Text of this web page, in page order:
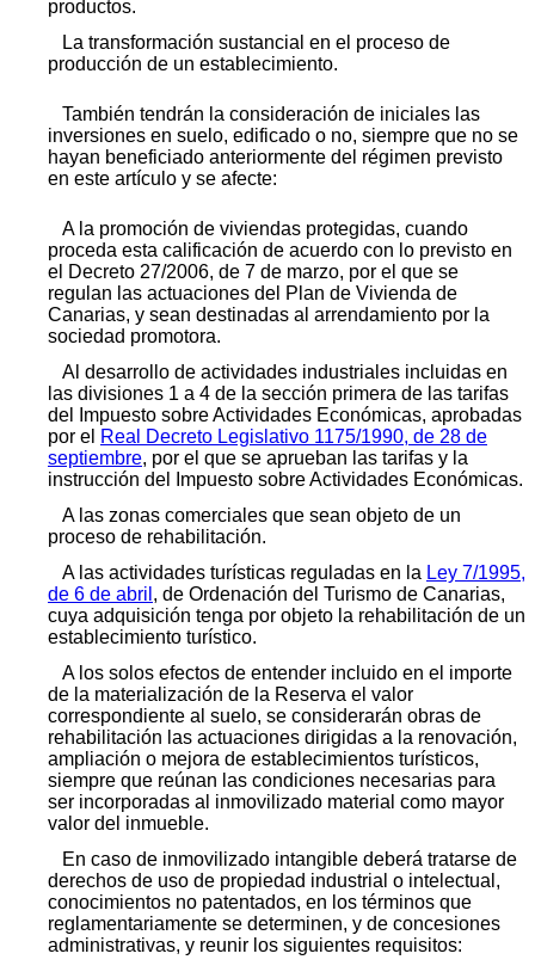
productos.
La transformación sustancial en el proceso de
producción de un establecimiento.
También tendrán la consideración de iniciales las
inversiones en suelo, edificado o no, siempre que no se
hayan beneficiado anteriormente del régimen previsto
en este artículo y se afecte:
A la promoción de viviendas protegidas, cuando
proceda esta calificación de acuerdo con lo previsto en
el Decreto 27/2006, de 7 de marzo, por el que se
regulan las actuaciones del Plan de Vivienda de
Canarias, y sean destinadas al arrendamiento por la
sociedad promotora.
Al desarrollo de actividades industriales incluidas en
las divisiones 1 a 4 de la sección primera de las tarifas
del Impuesto sobre Actividades Económicas, aprobadas
por el Real Decreto Legislativo 1175/1990, de 28 de
septiembre, por el que se aprueban las tarifas y la
instrucción del Impuesto sobre Actividades Económicas.
A las zonas comerciales que sean objeto de un
proceso de rehabilitación.
A las actividades turísticas reguladas en la Ley 7/1995,
de 6 de abril , de Ordenación del Turismo de Canarias,
cuya adquisición tenga por objeto la rehabilitación de un
establecimiento turístico.
A los solos efectos de entender incluido en el importe
de la materialización de la Reserva el valor
correspondiente al suelo, se considerarán obras de
rehabilitación las actuaciones dirigidas a la renovación,
ampliación o mejora de establecimientos turísticos,
siempre que reúnan las condiciones necesarias para
ser incorporadas al inmovilizado material como mayor
valor del inmueble.
En caso de inmovilizado intangible deberá tratarse de
derechos de uso de propiedad industrial o intelectual,
conocimientos no patentados, en los términos que
reglamentariamente se determinen, y de concesiones
administrativas, y reunir los siguientes requisitos: